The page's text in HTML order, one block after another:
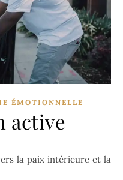
ÉMOTIONNELLE
active